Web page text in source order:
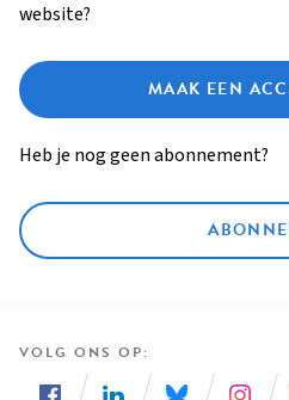
website?
MAAK EEN
Heb je nog geen abonnement?
VOLG ONS OP